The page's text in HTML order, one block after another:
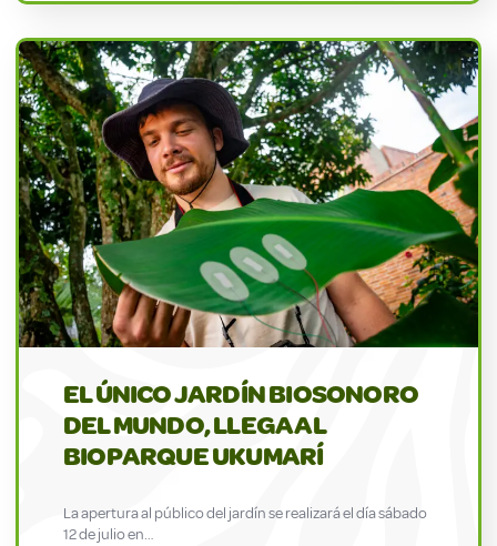
EL ÚNICO JARDÍN BIOSONORO
DEL MUNDO, LLEGA AL
BIOPARQUE UKUMARÍ
La apertura al público del jardín se realizará el día sábado
12 de julio en…